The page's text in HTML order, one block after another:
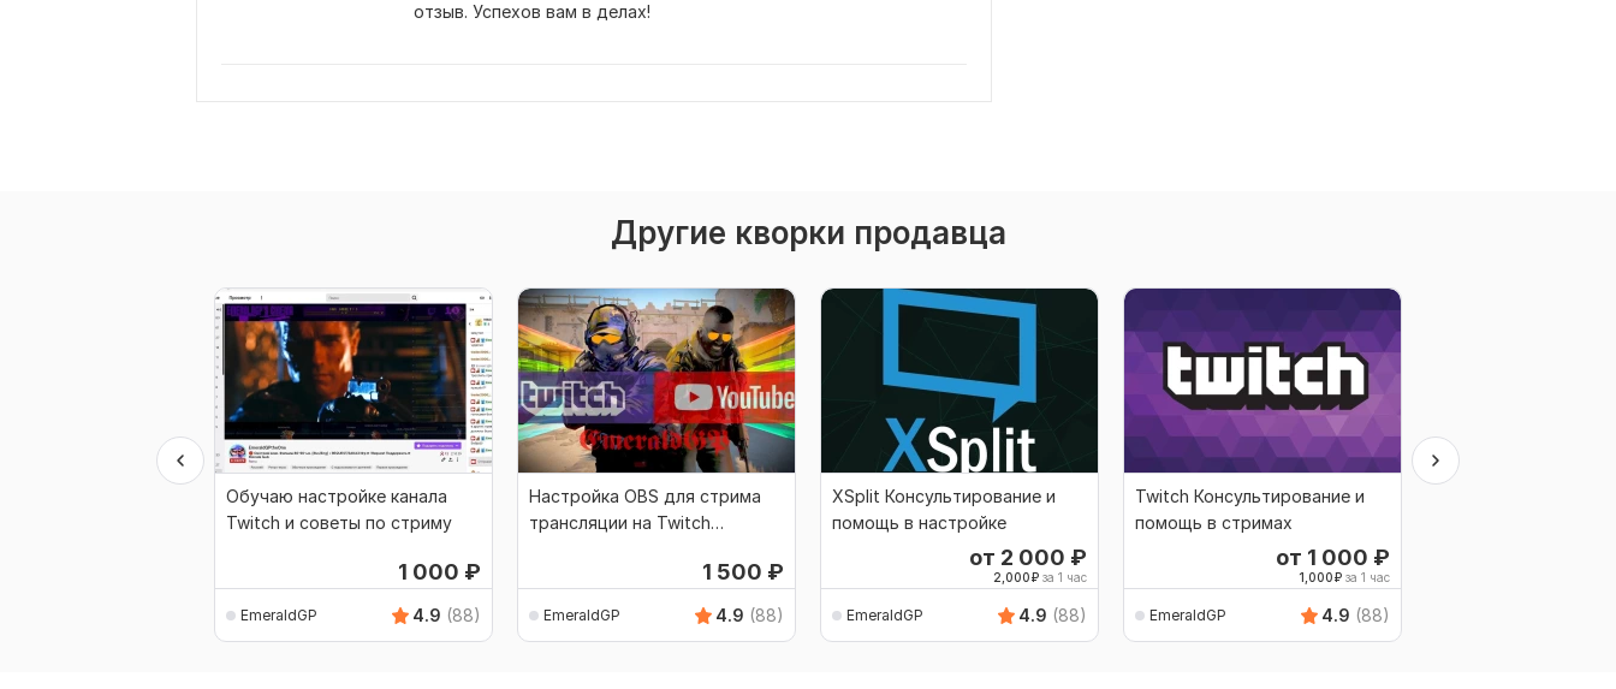
отзыв. Успехов вам в делах!
Другие кворки продавца
Обучаю настройке канала
Twitch и советы по стриму
1 000 ₽
EmeraldGP 4.9 (88)
Настройка OBS для стрима
трансляции на Twitch
1 500 ₽
EmeraldGP 4.9 (88)
XSplit Консультирование и
помощь в настройке
от 2 000 ₽
2,000₽ за 1 час
EmeraldGP 4.9 (88)
Twitch Консультирование и
помощь в стримах
от 1 000 ₽
1,000₽ за 1 час
EmeraldGP 4.9 (88)